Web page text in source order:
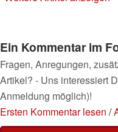
Ein Kommentar im
Fragen, Anregungen,
Artikel? - Uns interessiert
Anmeldung möglich)!
Ersten Kommentar lesen /